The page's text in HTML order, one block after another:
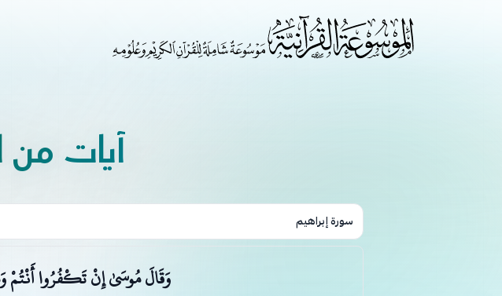
آيات من
سورة إبراهيم
وَقَالَ مُوسَىٰ إِنْ تَكْفُرُوا أَنْتُمْ